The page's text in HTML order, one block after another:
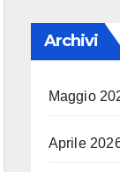
Archivi
Maggio
Aprile